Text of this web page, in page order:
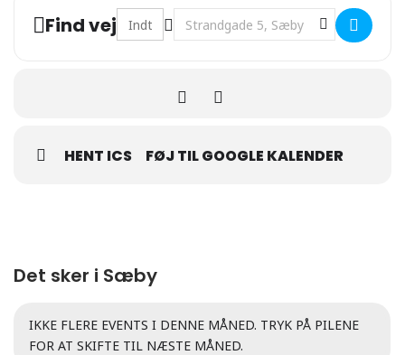
Find vej Address - KOBTER []
Destination Address - KOBTER []
HENT ICS FØJ TIL GOOGLE KALENDER
Det sker i Sæby
IKKE FLERE EVENTS I DENNE MÅNED. TRYK PÅ PILENE
FOR AT SKIFTE TIL NÆSTE MÅNED.